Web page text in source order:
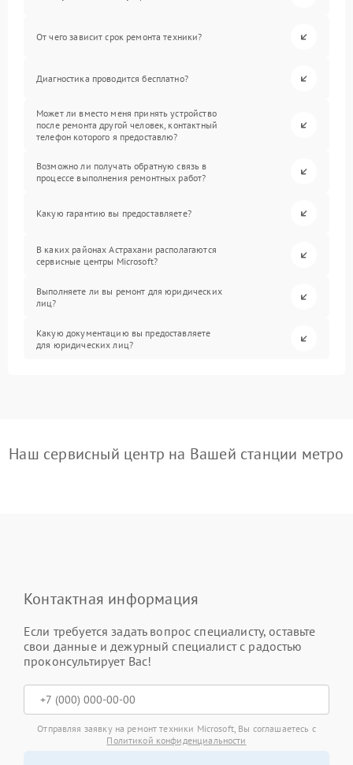
От чего зависит срок ремонта техники?
Диагностика проводится бесплатно?
Может ли вместо меня принять устройство
после ремонта другой человек, контактный
телефон которого я предоставлю?
Возможно ли получать обратную связь в
процессе выполнения ремонтных работ?
Какую гарантию вы предоставляете?
В каких районах Астрахани располагаются
сервисные центры Microsoft?
Выполняете ли вы ремонт для юридических
лиц?
Какую документацию вы предоставляете
для юридических лиц?
Наш сервисный центр на Вашей станции метро
Контактная информация
Если требуется задать вопрос специалисту, оставьте
свои данные и дежурный специалист с радостью
проконсультирует Вас!
Отправляя заявку на ремонт техники Microsoft, Вы соглашаетесь с
Политикой конфиденциальности